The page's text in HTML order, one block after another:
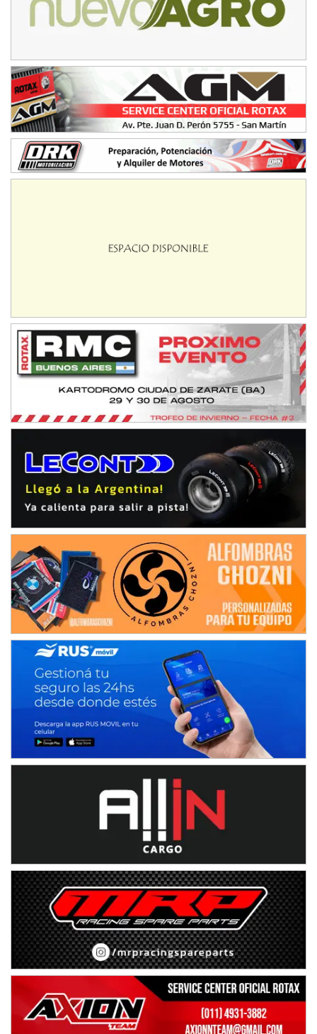
Ciudad de Avellaneda (Asfalto)
Avellaneda (Santa Fe)
José Samuel Sánchez (Tierra)
Rufino (Santa Fe)
TUCUMANO - F5
Juan Navarro (Asfalto)